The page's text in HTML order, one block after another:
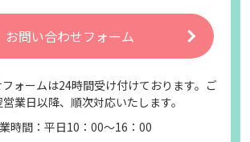
お問い合わせフォーム
ォームは24時間受け付けております。ご
業日以降、順次対応いたします。
時間：平日10：00～16：00